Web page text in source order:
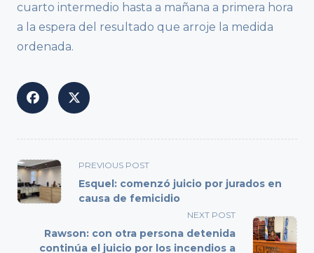
cuarto intermedio hasta a mañana a primera hora
a la espera del resultado que arroje la medida
ordenada.
<span
class="nav-
subtitle
reader-
text">Page</span>
PREVIOUS POST
Esquel: comenzó juicio por jurados en
causa de femicidio
NEXT POST
Rawson: con otra persona detenida
continúa el juicio por los incendios a